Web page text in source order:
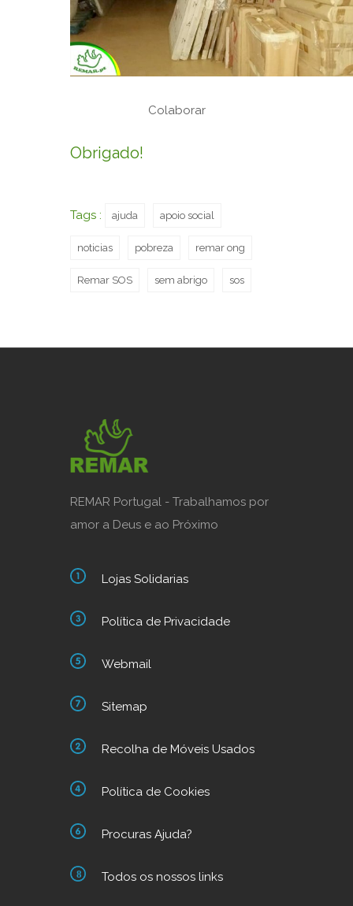
Colaborar
Obrigado!
Tags : ajuda apoio social
noticias pobreza remar ong
Remar SOS sem abrigo sos
REMAR Portugal - Trabalhamos por
amor a Deus e ao Próximo
Lojas Solidarias
Política de Privacidade
Webmail
Sitemap
Recolha de Móveis Usados
Política de Cookies
Procuras Ajuda?
Todos os nossos links